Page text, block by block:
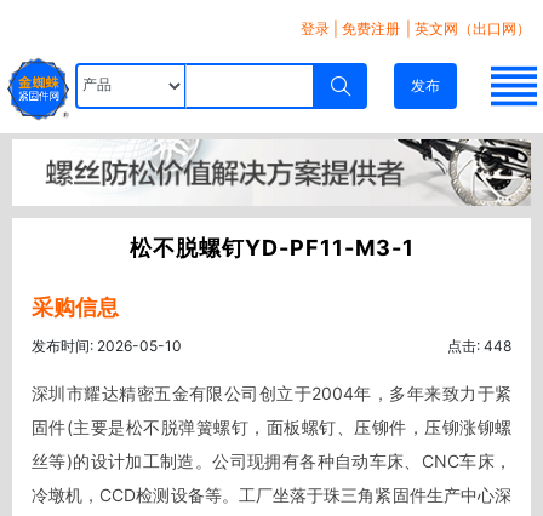
登录 免费注册 | 英文网（出口网）
发布
松不脱螺钉YD-PF11-M3-1
采购信息
发布时间: 2026-05-10 点击: 448
深圳市耀达精密五金有限公司创立于2004年，多年来致力于紧
固件(主要是松不脱弹簧螺钉，面板螺钉、压铆件，压铆涨铆螺
丝等)的设计加工制造。公司现拥有各种自动车床、CNC车床，
冷墩机，CCD检测设备等。工厂坐落于珠三角紧固件生产中心深